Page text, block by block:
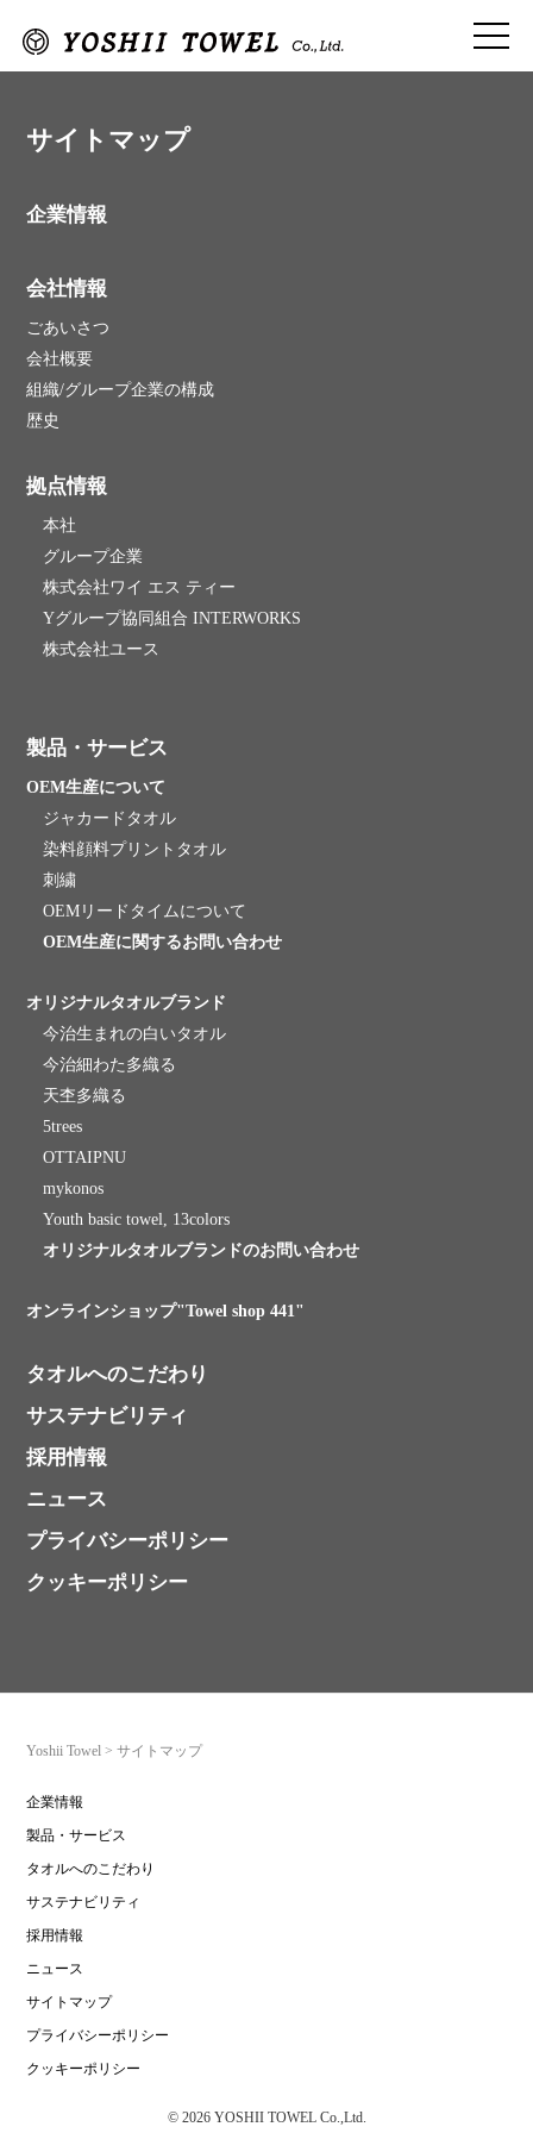
サイトマップ
企業情報
会社情報
ごあいさつ
会社概要
組織/グループ企業の構成
歴史
拠点情報
本社
グループ企業
株式会社ワイ エス ティー
Yグループ協同組合 INTERWORKS
株式会社ユース
製品・サービス
OEM生産について
ジャカードタオル
染料顔料プリントタオル
刺繍
OEMリードタイムについて
OEM生産に関するお問い合わせ
オリジナルタオルブランド
今治生まれの白いタオル
今治細わた多織る
天杢多織る
5trees
OTTAIPNU
mykonos
Youth basic towel, 13colors
オリジナルタオルブランドのお問い合わせ
オンラインショップ"Towel shop 441"
タオルへのこだわり
サステナビリティ
採用情報
ニュース
プライバシーポリシー
クッキーポリシー
Yoshii Towel >サイトマップ
企業情報
製品・サービス
タオルへのこだわり
サステナビリティ
採用情報
ニュース
サイトマップ
プライバシーポリシー
クッキーポリシー
© 2026 YOSHII TOWEL Co.,Ltd.